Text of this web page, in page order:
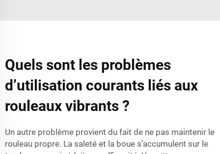
Quels sont les problèmes
d’utilisation courants liés aux
rouleaux vibrants ?
Un autre problème provient du fait de ne pas maintenir le
rouleau propre. La saleté et la boue s’accumulent sur le